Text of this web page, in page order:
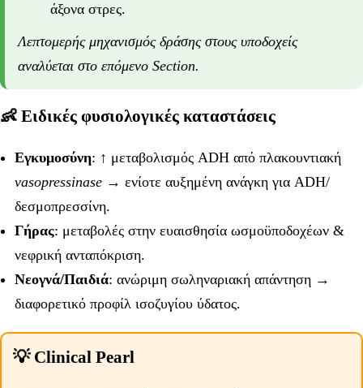
άξονα στρες.
Λεπτομερής μηχανισμός δράσης στους υποδοχείς
αναλύεται στο επόμενο Section.
👶 Ειδικές φυσιολογικές καταστάσεις
Εγκυμοσύνη: ↑ μεταβολισμός ADH από πλακουντιακή
vasopressinase → ενίοτε αυξημένη ανάγκη για ADH/
δεσμοπρεσσίνη.
Γήρας: μεταβολές στην ευαισθησία ωσμοϋποδοχέων &
νεφρική ανταπόκριση.
Νεογνά/Παιδιά: ανώριμη σωληναριακή απάντηση →
διαφορετικό προφίλ ισοζυγίου ύδατος.
💡 Clinical Pearl